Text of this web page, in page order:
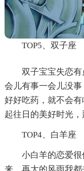
TOP5、双子座
双子宝宝失恋
会儿有事一会儿没
好好吃药，就不会
起往日的美好时光，
TOP4、白羊座
小白羊的恋爱
来，再大的风雨我